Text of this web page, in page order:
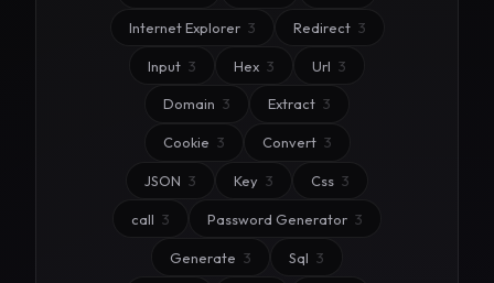
Internet Explorer 3 Redirect 3
Input 3 Hex 3 Url 3
Domain 3 Extract 3
Cookie 3 Convert 3
JSON 3 Key 3 Css 3
call 3 Password Generator 3
Generate 3 Sql 3